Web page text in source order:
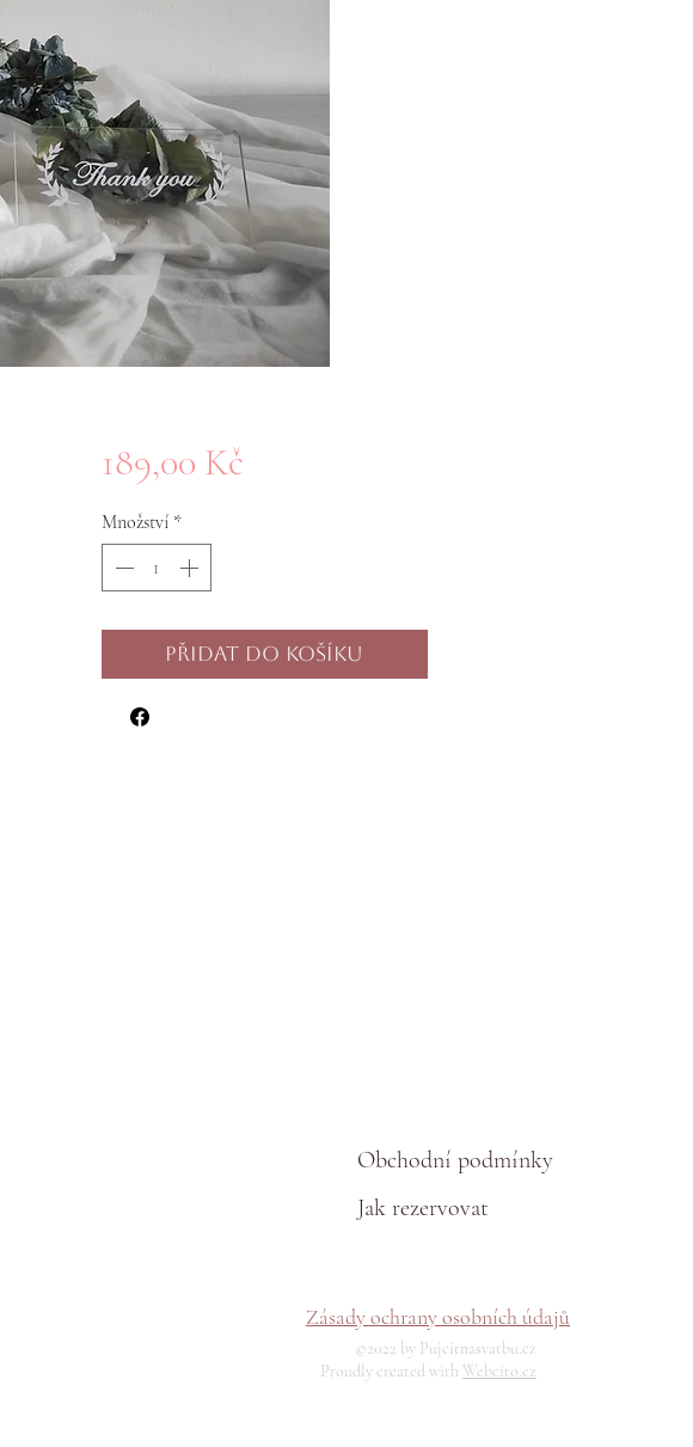
189,00 KčCena
Množství *
Přidat do košíku
Obchodní podmínky
Jak rezervovat
Zásady ochrany osobních údajů
©2022 by Pujcitnasvatbu.cz
Proudly created with Webcito.cz